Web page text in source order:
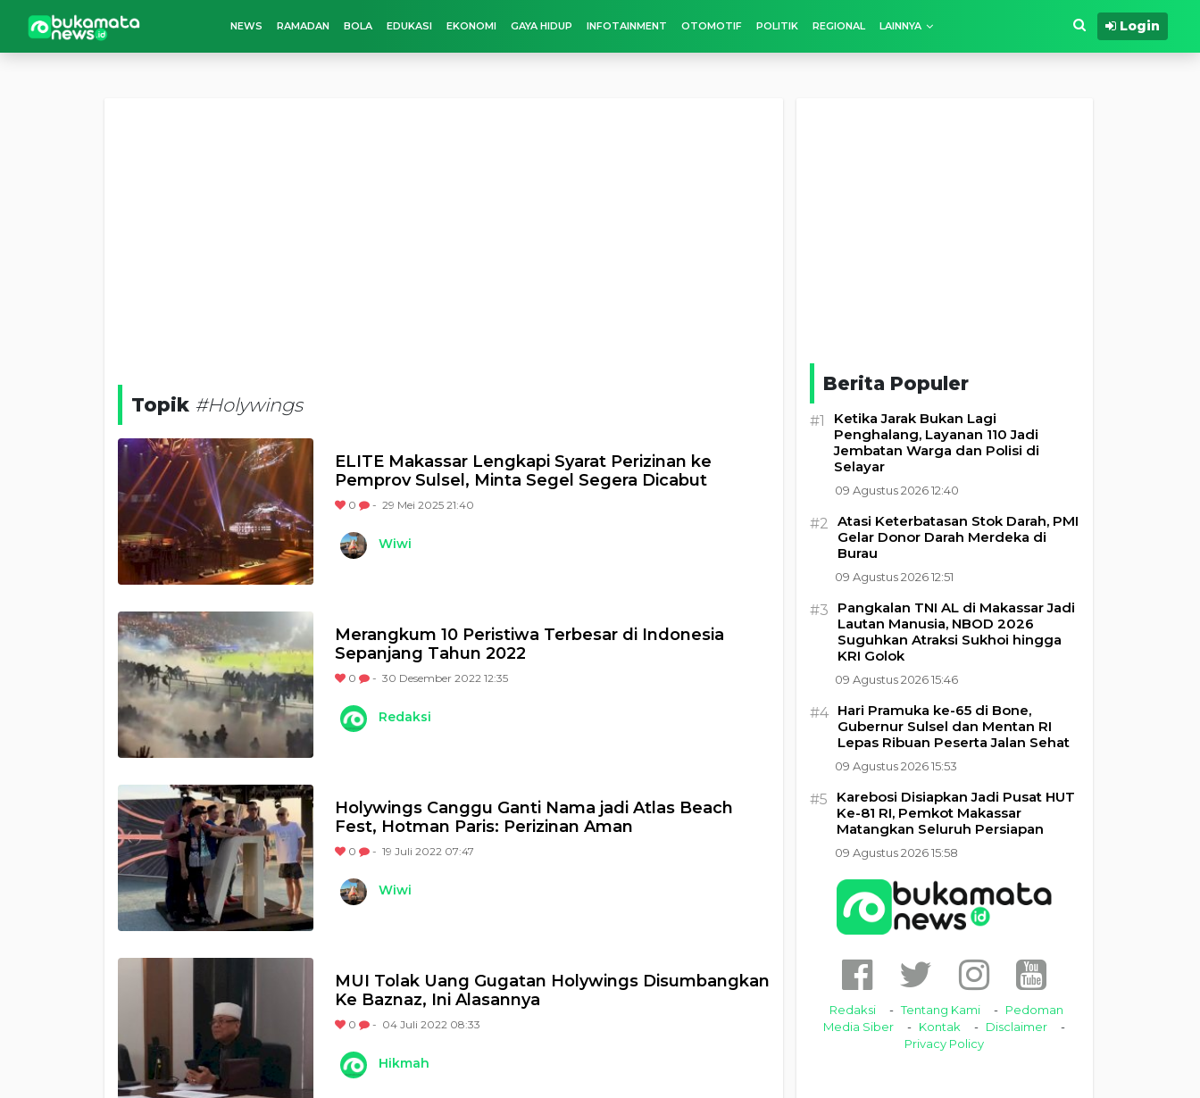
NEWS RAMADAN BOLA EDUKASI EKONOMI GAYA HIDUP INFOTAINMENT OTOMOTIF POLITIK REGIONAL LAINNYA Login
Topik #Holywings
ELITE Makassar Lengkapi Syarat Perizinan ke
Pemprov Sulsel, Minta Segel Segera Dicabut
0 - 29 Mei 2025 21:40
Wiwi
Merangkum 10 Peristiwa Terbesar di Indonesia
Sepanjang Tahun 2022
0 - 30 Desember 2022 12:35
Redaksi
Holywings Canggu Ganti Nama jadi Atlas Beach
Fest, Hotman Paris: Perizinan Aman
0 - 19 Juli 2022 07:47
Wiwi
MUI Tolak Uang Gugatan Holywings Disumbangkan
Ke Baznaz, Ini Alasannya
0 - 04 Juli 2022 08:33
Hikmah
Berita Populer
#1
Ketika Jarak Bukan Lagi
Penghalang, Layanan 110 Jadi
Jembatan Warga dan Polisi di
Selayar
09 Agustus 2026 12:40
#2 Atasi Keterbatasan Stok Darah, PMI
Gelar Donor Darah Merdeka di
Burau
09 Agustus 2026 12:51
#3
Pangkalan TNI AL di Makassar Jadi
Lautan Manusia, NBOD 2026
Suguhkan Atraksi Sukhoi hingga
KRI Golok
09 Agustus 2026 15:46
#4 Hari Pramuka ke-65 di Bone,
Gubernur Sulsel dan Mentan RI
Lepas Ribuan Peserta Jalan Sehat
09 Agustus 2026 15:53
#5
Karebosi Disiapkan Jadi Pusat HUT
Ke-81 RI, Pemkot Makassar
Matangkan Seluruh Persiapan
09 Agustus 2026 15:58
Redaksi Tentang Kami
Pedoman
Media Siber
Kontak
Disclaimer
Privacy Policy